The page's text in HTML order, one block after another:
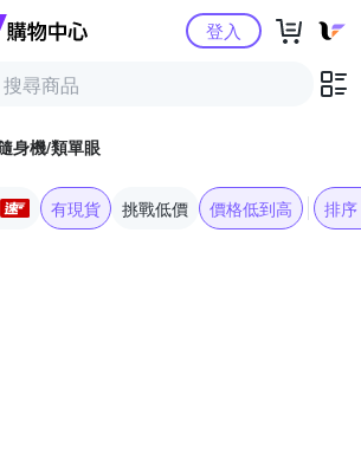
Yahoo購物中心登入
身機/類單眼
有現貨 挑戰低價 價格低到高 排序